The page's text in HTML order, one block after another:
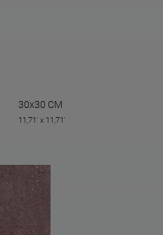
30x30 CM
11,71' x 11,71'